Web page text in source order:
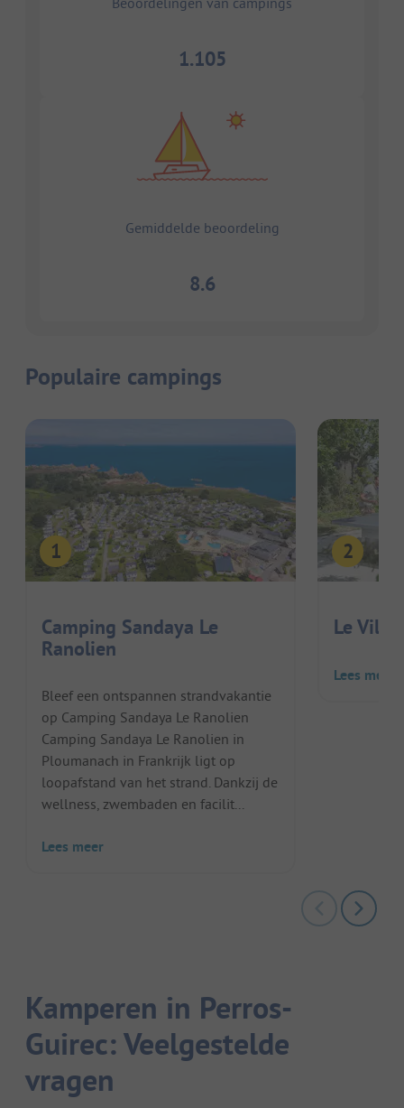
1.105
Gemiddelde beoordeling
8.6
Populaire campings
Camping Sandaya Le
Ranolien
Bleef een ontspannen strandvakantie
op Camping Sandaya Le Ranolien
Camping Sandaya Le Ranolien in
Ploumanach in Frankrijk ligt op
loopafstand van het strand. Dankzij de
wellness, zwembaden en facilit...
Lees meer
Le
Lees meer
Kamperen in Perros-
Guirec: Veelgestelde
vragen